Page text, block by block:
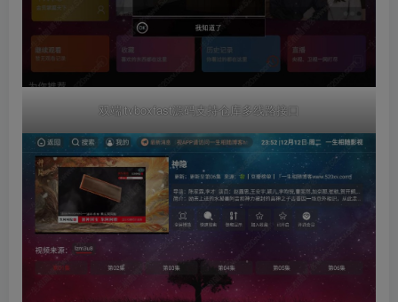
双端itvboxfast源码支持仓库多线路接口